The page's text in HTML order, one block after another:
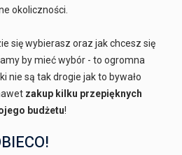
okoliczności.
się wybierasz oraz jak chcesz się
by mieć wybór - to ogromna
nie są tak drogie jak to bywało
zakup kilku przepięknych
budżetu!